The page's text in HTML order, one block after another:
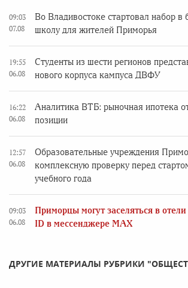
09:03
07.08
Во Владивостоке стартовал набор в
школу для жителей Приморья
19:55
06.08
Студенты из шести регионов
нового корпуса кампуса ДВФУ
16:22
06.08
Аналитика ВТБ: рыночная ипотека
позиции
12:57
06.08
Образовательные учреждения
комплексную проверку перед
учебного года
09:03
06.08
Приморцы могут заселяться в
ID в мессенджере MAX
ДРУГИЕ МАТЕРИАЛЫ РУБРИКИ